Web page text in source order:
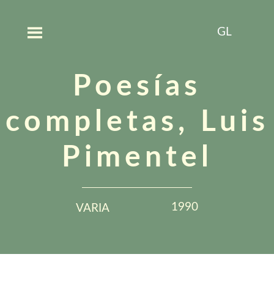
Poesías
completas, Luis
Pimentel
VARIA 1990
GL